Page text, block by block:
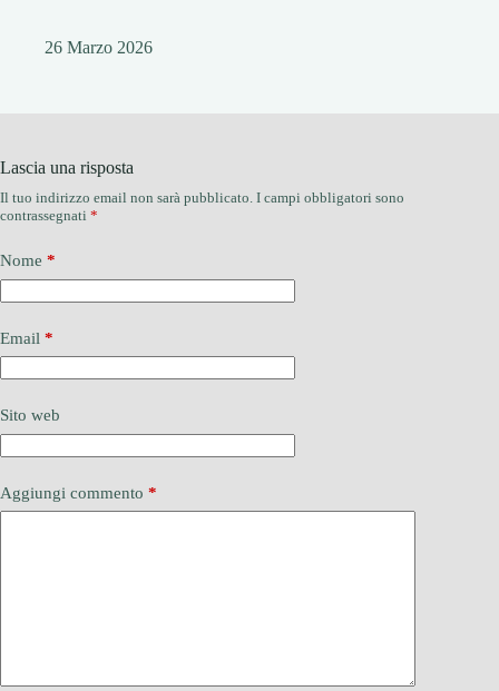
26 Marzo 2026
Lascia una risposta
Il tuo indirizzo email non sarà pubblicato. I campi obbligatori sono
contrassegnati *
Nome *
Email *
Sito web
Aggiungi commento *